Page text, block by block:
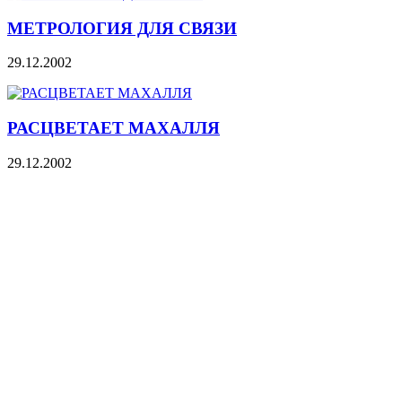
МЕТРОЛОГИЯ ДЛЯ СВЯЗИ
29.12.2002
РАСЦВЕТАЕТ МАХАЛЛЯ
29.12.2002